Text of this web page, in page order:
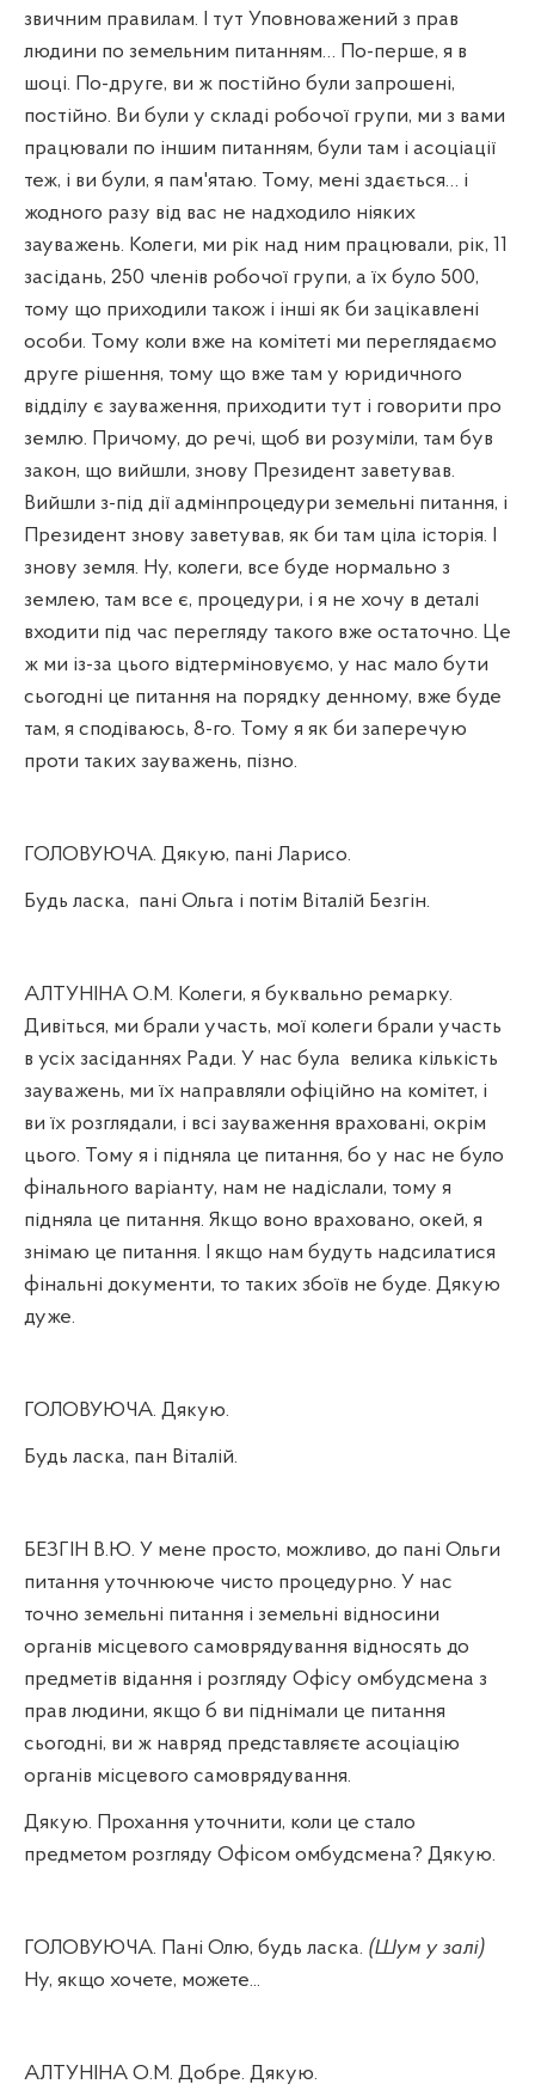
звичним правилам. І тут Уповноважений з прав
людини по земельним питанням… По-перше, я в
шоці. По-друге, ви ж постійно були запрошені,
постійно. Ви були у складі робочої групи, ми з вами
працювали по іншим питанням, були там і асоціації
теж, і ви були, я пам'ятаю. Тому, мені здається… і
жодного разу від вас не надходило ніяких
зауважень. Колеги, ми рік над ним працювали, рік, 11
засідань, 250 членів робочої групи, а їх було 500,
тому що приходили також і інші як би зацікавлені
особи. Тому коли вже на комітеті ми переглядаємо
друге рішення, тому що вже там у юридичного
відділу є зауваження, приходити тут і говорити про
землю. Причому, до речі, щоб ви розуміли, там був
закон, що вийшли, знову Президент заветував.
Вийшли з-під дії адмінпроцедури земельні питання, і
Президент знову заветував, як би там ціла історія. І
знову земля. Ну, колеги, все буде нормально з
землею, там все є, процедури, і я не хочу в деталі
входити під час перегляду такого вже остаточно. Це
ж ми із-за цього відтерміновуємо, у нас мало бути
сьогодні це питання на порядку денному, вже буде
там, я сподіваюсь, 8-го. Тому я як би заперечую
проти таких зауважень, пізно.
ГОЛОВУЮЧА. Дякую, пані Ларисо.
Будь ласка, пані Ольга і потім Віталій Безгін.
АЛТУНІНА О.М. Колеги, я буквально ремарку.
Дивіться, ми брали участь, мої колеги брали участь
в усіх засіданнях Ради. У нас була велика кількість
зауважень, ми їх направляли офіційно на комітет, і
ви їх розглядали, і всі зауваження враховані, окрім
цього. Тому я і підняла це питання, бо у нас не було
фінального варіанту, нам не надіслали, тому я
підняла це питання. Якщо воно враховано, окей, я
знімаю це питання. І якщо нам будуть надсилатися
фінальні документи, то таких збоїв не буде. Дякую
дуже.
ГОЛОВУЮЧА. Дякую.
Будь ласка, пан Віталій.
БЕЗГІН В.Ю. У мене просто, можливо, до пані Ольги
питання уточнююче чисто процедурно. У нас
точно земельні питання і земельні відносини
органів місцевого самоврядування відносять до
предметів відання і розгляду Офісу омбудсмена з
прав людини, якщо б ви піднімали це питання
сьогодні, ви ж навряд представляєте асоціацію
органів місцевого самоврядування.
Дякую. Прохання уточнити, коли це стало
предметом розгляду Офісом омбудсмена? Дякую.
ГОЛОВУЮЧА. Пані Олю, будь ласка. (Шум у залі)
Ну, якщо хочете, можете...
АЛТУНІНА О.М. Добре. Дякую.